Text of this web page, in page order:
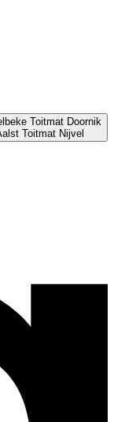
Toitmat Doornik
Toitmat Nijvel